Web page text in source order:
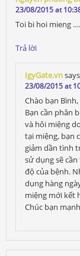
23/08/2015 at
Toi bi hoi mieng
Trả lời
IgyGate.vnsays
23/08/2015 at
Chào bạn Bình,
Bạn cần phân
và hôi miệng
tại miệng, bạn
giảm dần tình
sử dụng sẽ
độ của bệnh.
dụng hàng
miệng mới kết
Chúc bạn